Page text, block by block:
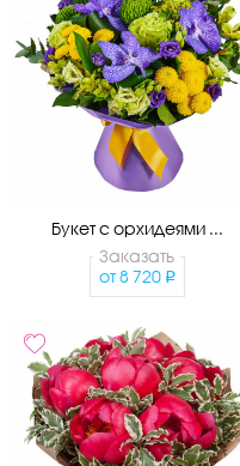
Букет с орхидеями ...
Заказать
от 8 720